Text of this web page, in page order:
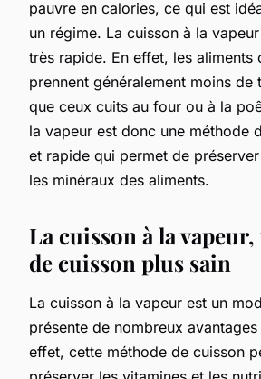
pauvre en calories, ce qui est
un régime. La cuisson à la
très rapide. En effet, les aliments
prennent généralement moins de
que ceux cuits au four ou à la
la vapeur est donc une méthode
et rapide qui permet de
les minéraux des aliments.
La cuisson à la
de cuisson plus sain
La cuisson à la vapeur est un
présente de nombreux
effet, cette méthode de cuisson